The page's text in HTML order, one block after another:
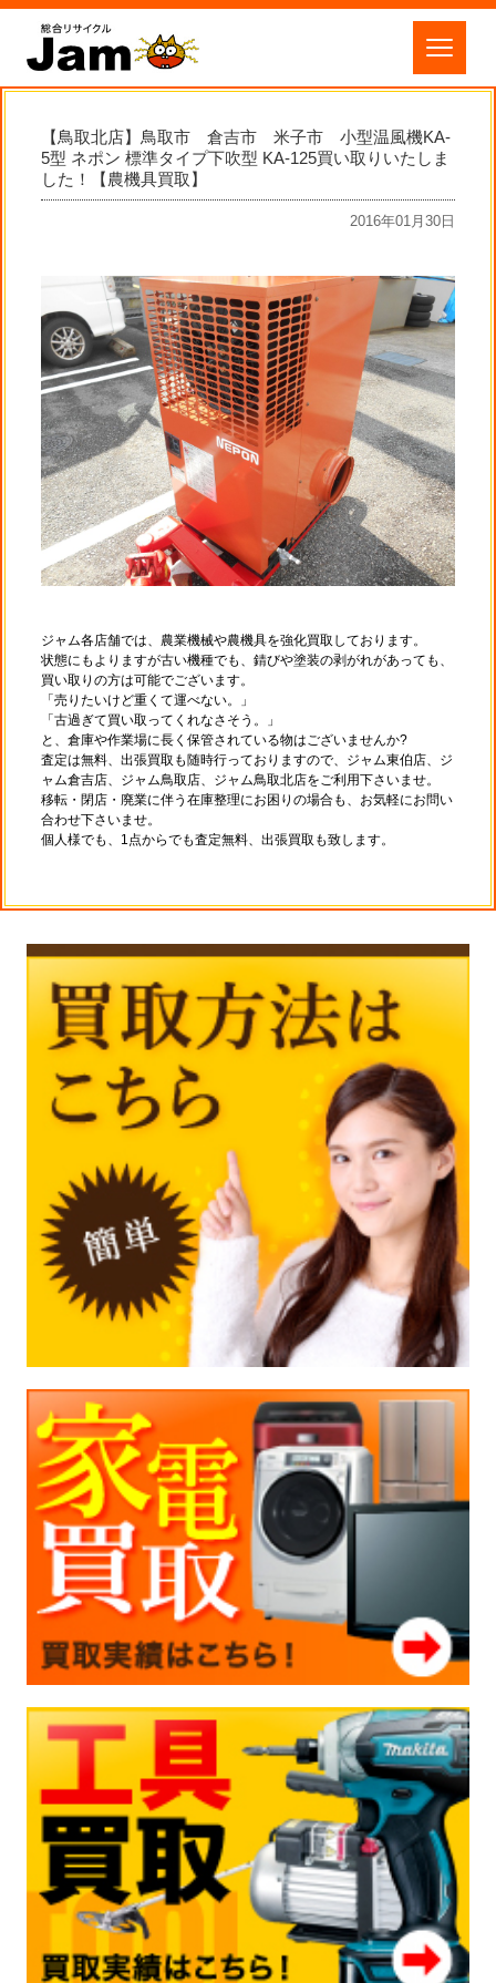
【鳥取北店】鳥取市 倉吉市 米子市 小型温風機KA-
5型 ネポン 標準タイプ下吹型 KA-125買い取りいたしま
した！【農機具買取】
2016年01月30日
ジャム各店舗では、農業機械や農機具を強化買取しております。
状態にもよりますが古い機種でも、錆びや塗装の剥がれがあっても、
買い取りの方は可能でございます。
「売りたいけど重くて運べない。」
「古過ぎて買い取ってくれなさそう。」
と、倉庫や作業場に長く保管されている物はございませんか?
査定は無料、出張買取も随時行っておりますので、ジャム東伯店、ジ
ャム倉吉店、ジャム鳥取店、ジャム鳥取北店をご利用下さいませ。
移転・閉店・廃業に伴う在庫整理にお困りの場合も、お気軽にお問い
合わせ下さいませ。
個人様でも、1点からでも査定無料、出張買取も致します。